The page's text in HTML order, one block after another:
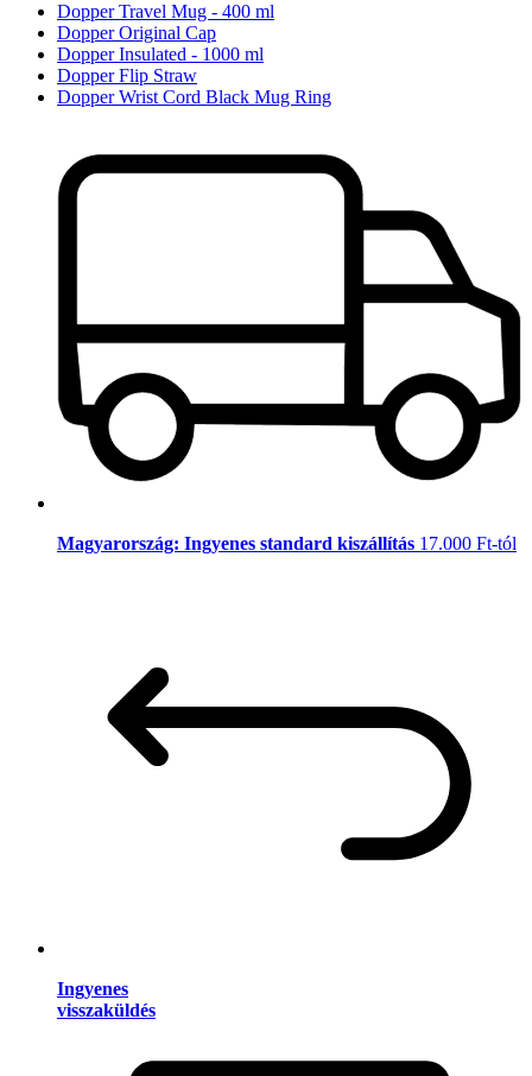
Dopper Travel Mug - 400 ml
Dopper Original Cap
Dopper Insulated - 1000 ml
Dopper Flip Straw
Dopper Wrist Cord Black Mug Ring
Magyarország: Ingyenes standard kiszállítás 17.000 Ft-tól
Ingyenes
visszaküldés